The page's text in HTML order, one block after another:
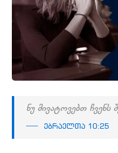
ნუ მივატოვებთ ჩვენს
ებრაელთა 10:25